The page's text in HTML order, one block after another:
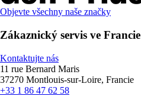
Objevte všechny naše značky
Zákaznický servis ve Francie
Kontaktujte nás
11 rue Bernard Maris
37270 Montlouis-sur-Loire, Francie
+33 1 86 47 62 58